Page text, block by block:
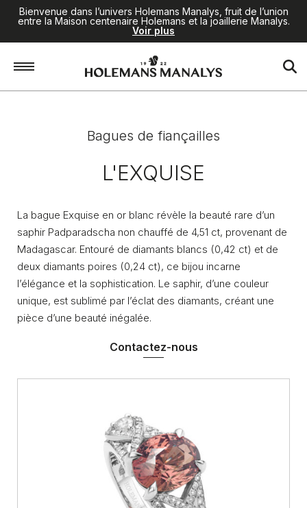
Bienvenue dans l’univers Holemans Manalys, fruit de l’union
entre la Maison centenaire Holemans et la joaillerie Manalys.
Voir plus
Joaillerie / Bagues de fiançailles
Bagues de fiançailles
L'EXQUISE
La bague Exquise en or blanc révèle la beauté rare d’un
saphir Padparadscha non chauffé de 4,51 ct, provenant de
Madagascar. Entouré de diamants blancs (0,42 ct) et de
deux diamants poires (0,24 ct), ce bijou incarne
l’élégance et la sophistication. Le saphir, d’une couleur
unique, est sublimé par l’éclat des diamants, créant une
pièce d’une beauté inégalée.
Contactez-nous